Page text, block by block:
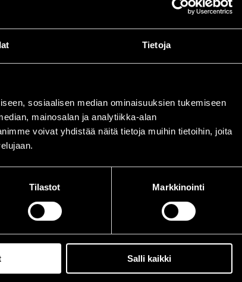
Tietoja
sosiaalisen median ominaisuuksien tukemiseen
mainosalan ja analytiikka-alan
voivat yhdistää näitä tietoja muihin tietoihin, joita
Tilastot Markkinointi
Salli kaikki
AIKA PAIKKA
17.00 Jazzkatu
20.00 Cafe Jazz